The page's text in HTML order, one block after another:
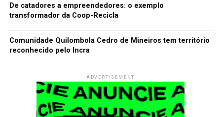
De catadores a empreendedores: o exemplo
transformador da Coop-Recicla
Comunidade Quilombola Cedro de Mineiros tem território
reconhecido pelo Incra
ADVERTISEMENT